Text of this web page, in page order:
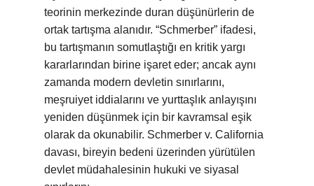
teorinin merkezinde duran düşünürlerin de
ortak tartışma alanıdır. “Schmerber” ifadesi,
bu tartışmanın somutlaştığı en kritik yargı
kararlarından birine işaret eder; ancak aynı
zamanda modern devletin sınırlarını,
meşruiyet iddialarını ve yurttaşlık anlayışını
yeniden düşünmek için bir kavramsal eşik
olarak da okunabilir. Schmerber v. California
davası, bireyin bedeni üzerinden yürütülen
devlet müdahalesinin hukuki ve siyasal